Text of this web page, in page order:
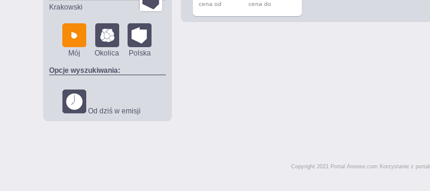
Krakowski
Mój Okolica Polska
Opcje wyszukiwania:
Od dziś w emisji
cena od cena do
Copyright 2021 Portal Anonse.com Korzystanie z